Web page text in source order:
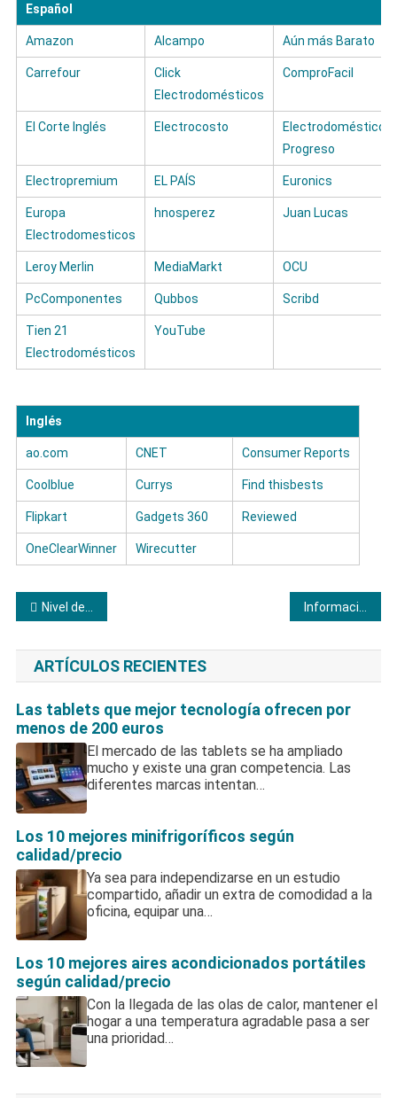
Español
Amazon Alcampo Aún más Barato
Carrefour
Click
Electrodomésticos
ComproFacil
El Corte Inglés Electrocosto
Electrodomésticos
Progreso
Electropremium EL PAÍS Euronics
Europa
Electrodomesticos
hnosperez Juan Lucas
Leroy Merlin MediaMarkt OCU
PcComponentes Qubbos Scribd
Tien 21
Electrodomésticos
YouTube
Inglés
ao.com CNET Consumer Reports
Coolblue Currys Find thisbests
Flipkart Gadgets 360 Reviewed
OneClearWinner Wirecutter
Navegación
de
entradas
Nivel de calidad de las tablets Huawei
ARTÍCULOS RECIENTES
Las tablets que mejor tecnología ofrecen por
menos de 200 euros
El mercado de las tablets se ha ampliado
mucho y existe una gran competencia. Las
diferentes marcas intentan…
Los 10 mejores minifrigoríficos según
calidad/precio
Ya sea para independizarse en un estudio
compartido, añadir un extra de comodidad a la
oficina, equipar una…
Los 10 mejores aires acondicionados portátiles
según calidad/precio
Con la llegada de las olas de calor, mantener el
hogar a una temperatura agradable pasa a ser
una prioridad…